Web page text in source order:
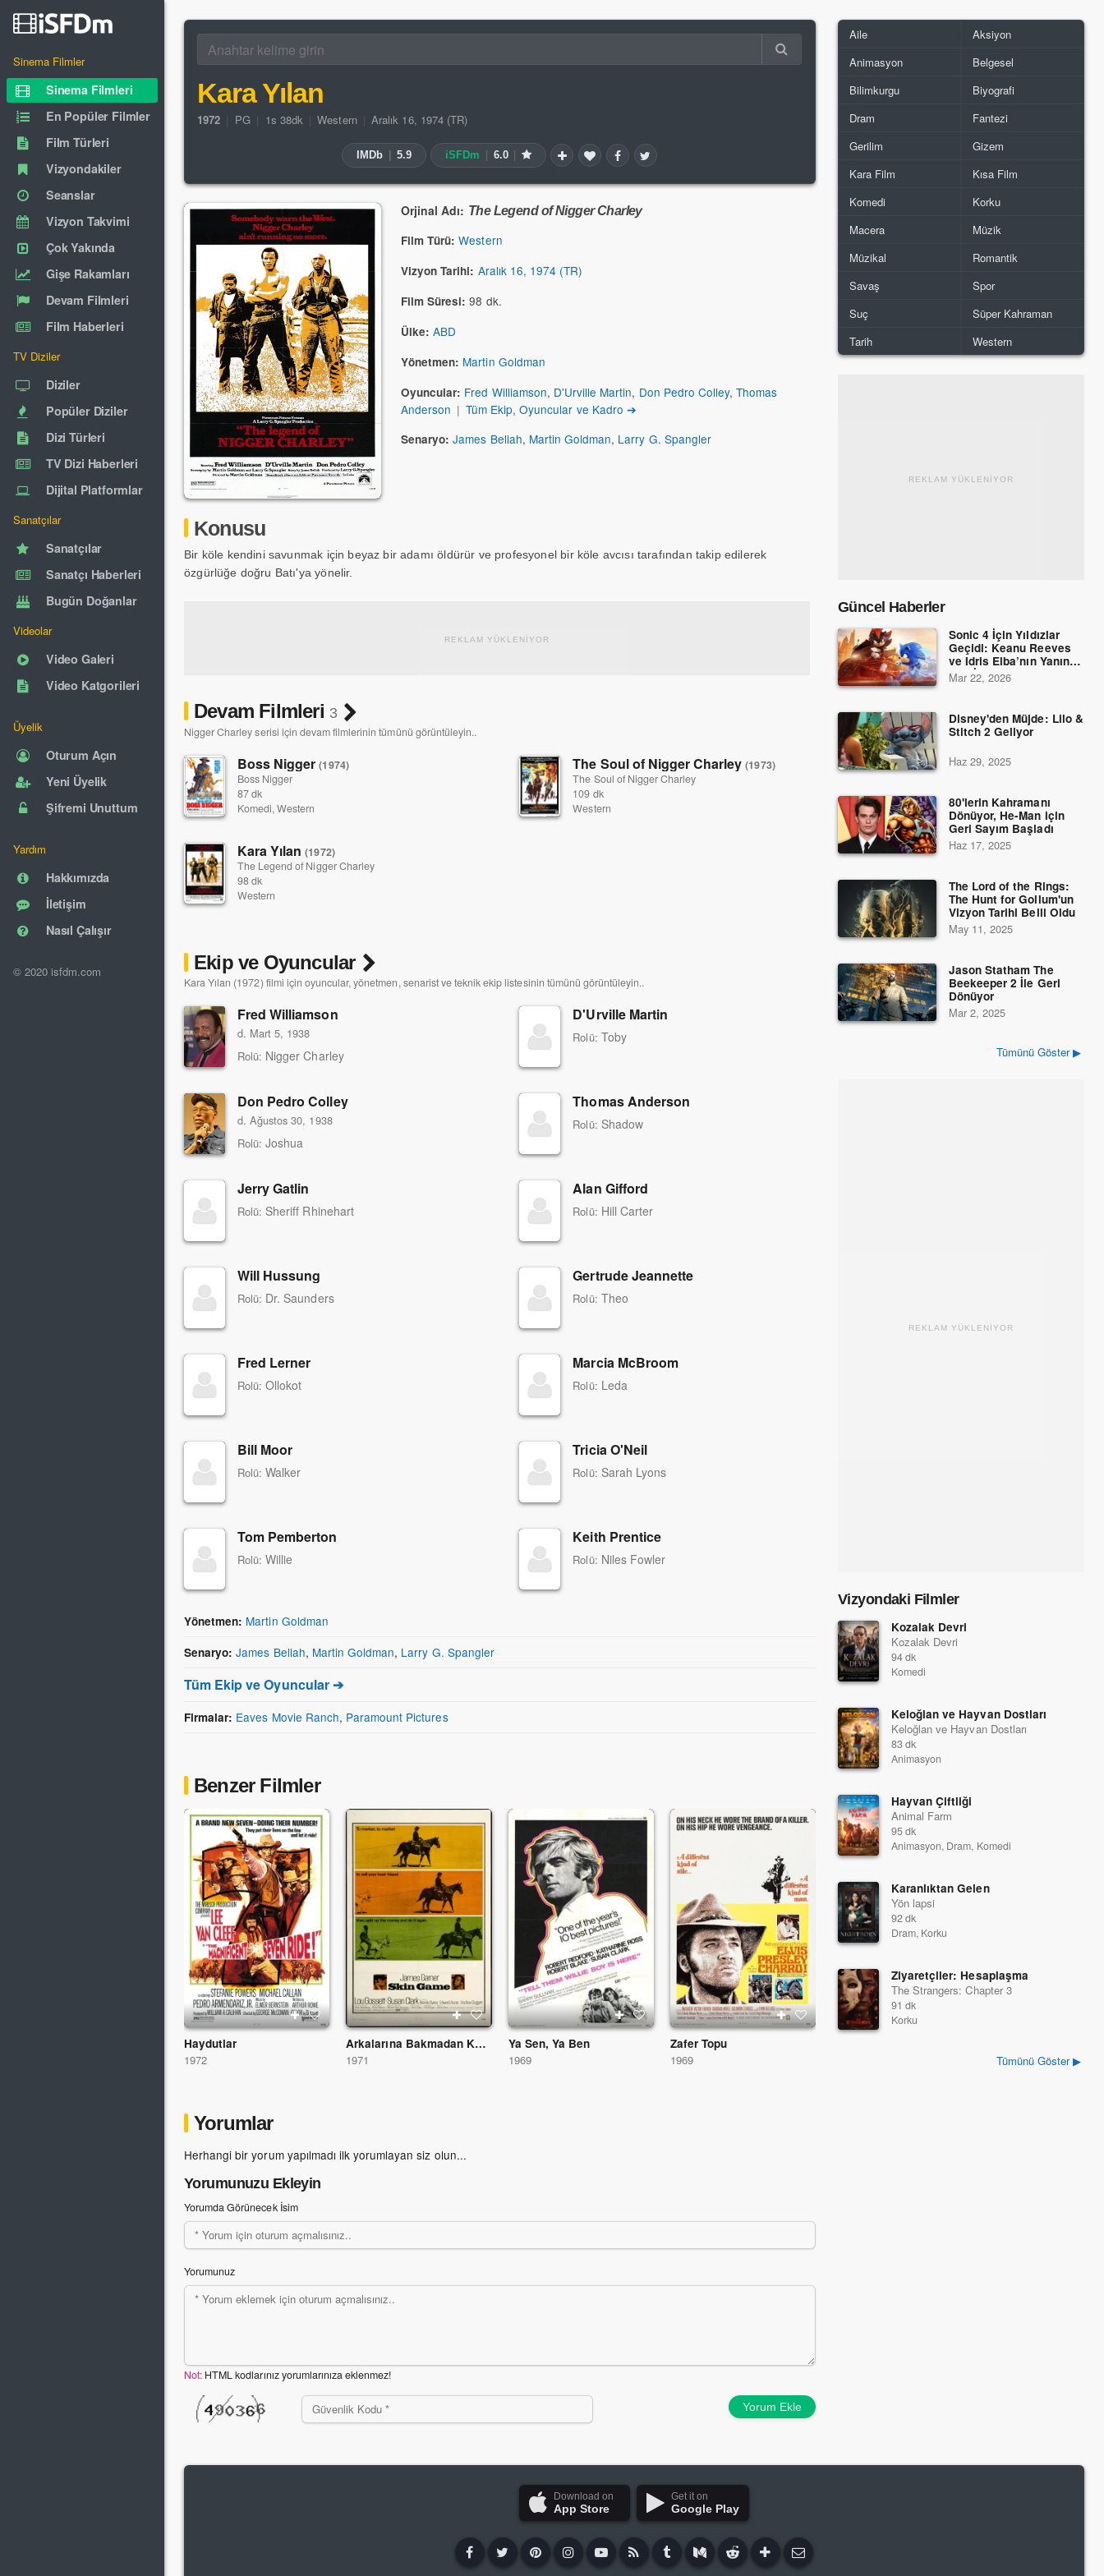
Sinema Filmler
Sinema Filmleri
En Popüler Filmler
Film Türleri
Vizyondakiler
Seanslar
Vizyon Takvimi
Çok Yakında
Gişe Rakamları
Devam Filmleri
Film Haberleri
TV Diziler
Diziler
Popüler Diziler
Dizi Türleri
TV Dizi Haberleri
Dijital Platformlar
Sanatçılar
Sanatçılar
Sanatçı Haberleri
Bugün Doğanlar
Videolar
Video Galeri
Video Katgorileri
Üyelik
Oturum Açın
Yeni Üyelik
Şifremi Unuttum
Yardım
Hakkımızda
İletişim
Nasıl Çalışır
© 2020 isfdm.com
Kara Yılan
1972 PG 1s 38dk Western Aralık 16, 1974 (TR)
IMDb 5.9 iSFDm 6.0
Orjinal Adı: The Legend of Nigger Charley
Film Türü: Western
Vizyon Tarihi: Aralık 16, 1974 (TR)
Film Süresi: 98 dk.
Ülke: ABD
Yönetmen: Martin Goldman
Oyuncular: Fred Williamson, D'Urville Martin, Don Pedro Colley,Thomas
Anderson | Tüm Ekip, Oyuncular ve Kadro ➔
Senaryo: James Bellah, Martin Goldman, Larry G. Spangler
Konusu
Bir köle kendini savunmak için beyaz bir adamı öldürür ve profesyonel bir köle avcısı tarafından takip edilerek
özgürlüğe doğru Batı'ya yönelir.
REKLAM YÜKLENİYOR
Devam Filmleri 3
Nigger Charley serisi için devam filmlerinin tümünü görüntüleyin..
Boss Nigger(1974)
Boss Nigger
87 dk
Komedi, Western
The Soul of Nigger Charley(1973)
The Soul of Nigger Charley
109 dk
Western
Kara Yılan(1972)
The Legend of Nigger Charley
98 dk
Western
Ekip ve Oyuncular
Kara Yılan (1972) filmi için oyuncular, yönetmen, senarist ve teknik ekip listesinin tümünü görüntüleyin..
Fred Williamson
d. Mart 5, 1938
Rolü: Nigger Charley
D'Urville Martin
Rolü: Toby
Don Pedro Colley
d. Ağustos 30, 1938
Rolü: Joshua
Thomas Anderson
Rolü: Shadow
Jerry Gatlin
Rolü: Sheriff Rhinehart
Alan Gifford
Rolü: Hill Carter
Will Hussung
Rolü: Dr. Saunders
Gertrude Jeannette
Rolü: Theo
Fred Lerner
Rolü: Ollokot
Marcia McBroom
Rolü: Leda
Bill Moor
Rolü: Walker
Tricia O'Neil
Rolü: Sarah Lyons
Tom Pemberton
Rolü: Willie
Keith Prentice
Rolü: Niles Fowler
Yönetmen: Martin Goldman
Senaryo: James Bellah, Martin Goldman, Larry G. Spangler
Tüm Ekip ve Oyuncular ➔
Firmalar: Eaves Movie Ranch, Paramount Pictures
Benzer Filmler
Haydutlar
1972
Arkalarına Bakmadan Kaçtılar
1971
Ya Sen, Ya Ben
1969
Zafer Topu
1969
Yorumlar
Herhangi bir yorum yapılmadı ilk yorumlayan siz olun...
Yorumunuzu Ekleyin
Yorumda Görünecek İsim
Yorumunuz
Not: HTML kodlarınız yorumlarınıza eklenmez!
Yorum Ekle
Aile
Aksiyon
Animasyon
Belgesel
Bilimkurgu
Biyografi
Dram
Fantezi
Gerilim
Gizem
Kara Film
Kısa Film
Komedi
Korku
Macera
Müzik
Müzikal
Romantik
Savaş
Spor
Suç
Süper Kahraman
Tarih
Western
REKLAM YÜKLENİYOR
Güncel Haberler
Sonic 4 İçin Yıldızlar
Geçidi: Keanu Reeves
ve Idris Elba’nın Yanına
Dev İsimler Katıldı!
Mar 22, 2026
Disney'den Müjde: Lilo &
Stitch 2 Geliyor
Haz 29, 2025
80'lerin Kahramanı
Dönüyor, He-Man için
Geri Sayım Başladı
Haz 17, 2025
The Lord of the Rings:
The Hunt for Gollum'un
Vizyon Tarihi Belli Oldu
May 11, 2025
Jason Statham The
Beekeeper 2 İle Geri
Dönüyor
Mar 2, 2025
Tümünü Göster ▶
REKLAM YÜKLENİYOR
Vizyondaki Filmler
Kozalak Devri
Kozalak Devri
94 dk
Komedi
Keloğlan ve Hayvan Dostları
Keloğlan ve Hayvan Dostları
83 dk
Animasyon
Hayvan Çiftliği
Animal Farm
95 dk
Animasyon, Dram, Komedi
Karanlıktan Gelen
Yön lapsi
92 dk
Dram, Korku
Ziyaretçiler: Hesaplaşma
The Strangers: Chapter 3
91 dk
Korku
Tümünü Göster ▶
Download on
App Store
Get it on
Google Play